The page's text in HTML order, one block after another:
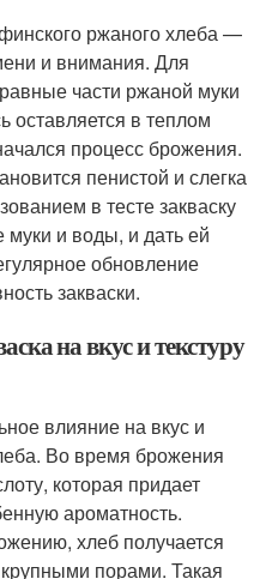
ржаного хлеба —
и внимания. Для
части ржаной муки
оставляется в теплом
процесс брожения.
пенистой и слегка
в тесте закваску
и воды, и дать ей
обновление
закваски.
на вкус и текстуру
влияние на вкус и
Во время брожения
которая придает
ароматность.
хлеб получается
порами. Такая